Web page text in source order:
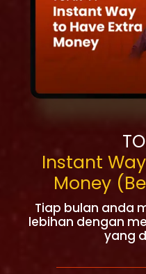
Instant
Money
Tiap bulan anda
lebihan dengan
yang